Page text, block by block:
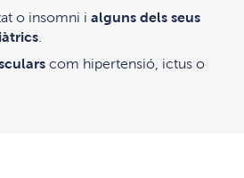
o insomni i alguns dels seus
com hipertensió, ictus o